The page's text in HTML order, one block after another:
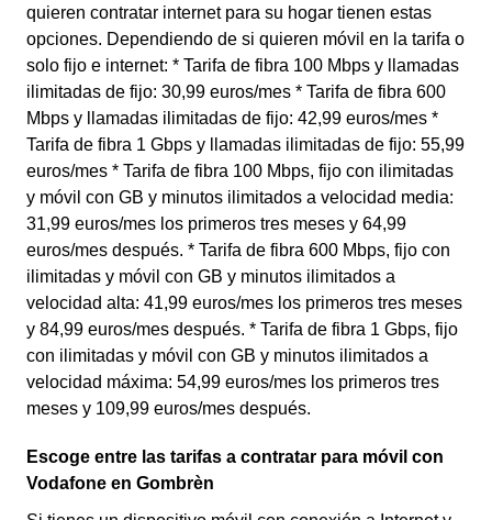
quieren contratar internet para su hogar tienen estas
opciones. Dependiendo de si quieren móvil en la tarifa o
solo fijo e internet: * Tarifa de fibra 100 Mbps y llamadas
ilimitadas de fijo: 30,99 euros/mes * Tarifa de fibra 600
Mbps y llamadas ilimitadas de fijo: 42,99 euros/mes *
Tarifa de fibra 1 Gbps y llamadas ilimitadas de fijo: 55,99
euros/mes * Tarifa de fibra 100 Mbps, fijo con ilimitadas
y móvil con GB y minutos ilimitados a velocidad media:
31,99 euros/mes los primeros tres meses y 64,99
euros/mes después. * Tarifa de fibra 600 Mbps, fijo con
ilimitadas y móvil con GB y minutos ilimitados a
velocidad alta: 41,99 euros/mes los primeros tres meses
y 84,99 euros/mes después. * Tarifa de fibra 1 Gbps, fijo
con ilimitadas y móvil con GB y minutos ilimitados a
velocidad máxima: 54,99 euros/mes los primeros tres
meses y 109,99 euros/mes después.
Escoge entre las tarifas a contratar para móvil con
Vodafone en Gombrèn